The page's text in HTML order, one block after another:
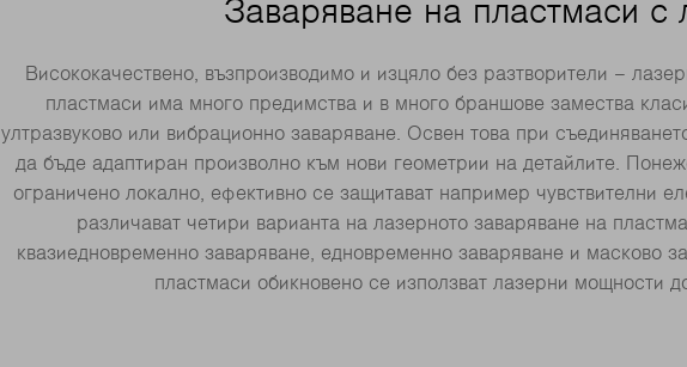
Заваряване на пластмаси с
Висококачествено, възпроизводимо и изцяло без разтворители –
пластмаси има много предимства и в много браншове замества
ултразвуково или вибрационно заваряване. Освен това при
да бъде адаптиран произволно към нови геометрии на детайлите.
ограничено локално, ефективно се защитават например чувствителни
различават четири варианта на лазерното заваряване на
квазиедновременно заваряване, едновременно заваряване и масково
пластмаси обикновено се използват лазерни мощности